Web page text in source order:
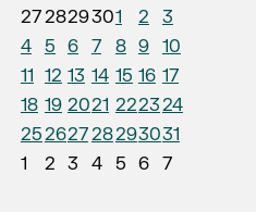
272829301 2
3
4
5 6 7 8 9
10
11 12 13 14 15 16 17
18 19 2021 222324
25262728293031
1
2 3 4 5 6 7